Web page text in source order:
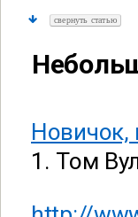
свернуть статью
Новичок,
1. Том